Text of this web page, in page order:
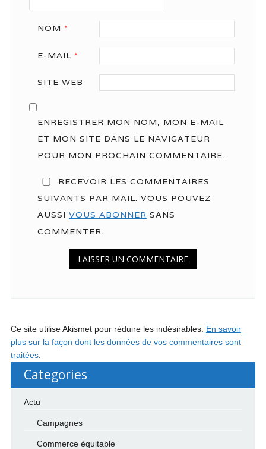
NOM *
E-MAIL *
SITE WEB
ENREGISTRER MON NOM, MON E-MAIL
ET MON SITE DANS LE NAVIGATEUR
POUR MON PROCHAIN COMMENTAIRE.
RECEVOIR LES COMMENTAIRES
SUIVANTS PAR MAIL. VOUS POUVEZ
AUSSI VOUS ABONNER SANS
COMMENTER.
Ce site utilise Akismet pour réduire les indésirables. En savoir
plus sur la façon dont les données de vos commentaires sont
traitées.
Categories
Actu
Campagnes
Commerce équitable